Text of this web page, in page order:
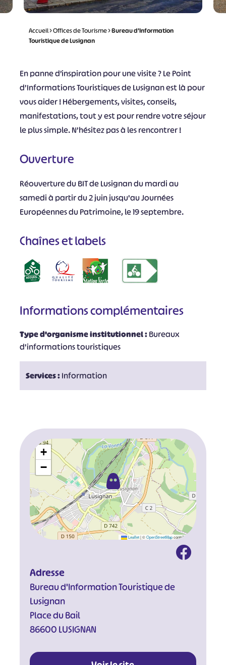
Accueil>Offices de Tourisme>Bureau d’Information
Touristique de Lusignan
En panne d’inspiration pour une visite ? Le Point
d’Informations Touristiques de Lusignan est là pour
vous aider ! Hébergements, visites, conseils,
manifestations, tout y est pour rendre votre séjour
le plus simple. N’hésitez pas à les rencontrer !
Ouverture
Réouverture du BIT de Lusignan du mardi au
samedi à partir du 2 juin jusqu'au Journées
Européennes du Patrimoine, le 19 septembre.
Chaînes et labels
Informations complémentaires
Type d'organisme institutionnel :Bureaux
d'informations touristiques
Services :Information
+
−
Leaflet |©OpenStreetMapcontributors
Adresse
Bureau d'Information Touristique de
Lusignan
Place du Bail
86600 LUSIGNAN